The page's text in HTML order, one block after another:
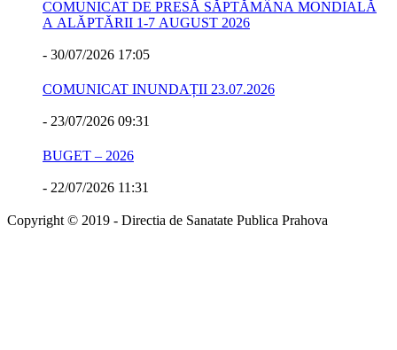
COMUNICAT DE PRESĂ SĂPTĂMÂNA MONDIALĂ
A ALĂPTĂRII 1-7 AUGUST 2026
- 30/07/2026 17:05
COMUNICAT INUNDAȚII 23.07.2026
- 23/07/2026 09:31
BUGET – 2026
- 22/07/2026 11:31
Copyright © 2019 - Directia de Sanatate Publica Prahova